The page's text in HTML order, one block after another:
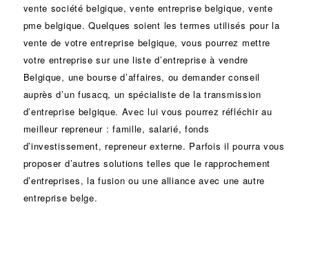
vente société belgique, vente entreprise belgique, vente
pme belgique. Quelques soient les termes utilisés pour la
vente de votre entreprise belgique, vous pourrez mettre
votre entreprise sur une liste d’entreprise à vendre
Belgique, unebourse d’affaires, ou demander conseil
auprès d’un fusacq, un spécialiste de latransmission
d’entreprise belgique. Avec lui vous pourrez réfléchir au
meilleur repreneur :famille, salarié, fonds
d’investissement, repreneur externe. Parfois il pourra vous
proposer d’autres solutions telles que le rapprochement
d’entreprises, lafusion ou unealliance avec une autre
entreprise belge.